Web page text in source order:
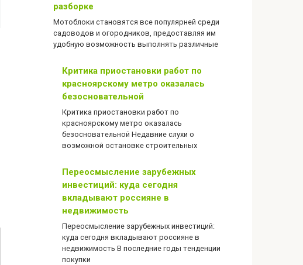
разборке
Мотоблоки становятся все популярней среди
садоводов и огородников, предоставляя им
удобную возможность выполнять различные
Критика приостановки работ по
красноярскому метро оказалась
безосновательной
Критика приостановки работ по
красноярскому метро оказалась
безосновательной Недавние слухи о
возможной остановке строительных
Переосмысление зарубежных
инвестиций: куда сегодня
вкладывают россияне в
недвижимость
Переосмысление зарубежных инвестиций:
куда сегодня вкладывают россияне в
недвижимость В последние годы тенденции
покупки